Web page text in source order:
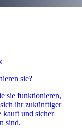
sie?
sie funktionieren,
ihr zukünftiger
kauft und sicher
sind.